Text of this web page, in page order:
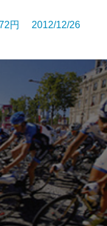
円 2012/12/26